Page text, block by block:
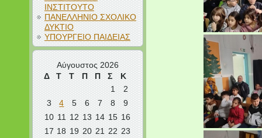
ΙΝΣΤΙΤΟΥΤΟ
ΠΑΝΕΛΛΗΝΙΟ ΣΧΟΛΙΚΟ
ΔΥΚΤΙΟ
ΥΠΟΥΡΓΕΙΟ ΠΑΙΔΕΙΑΣ
Αύγουστος 2026
Δ
Τ Τ Π Π Σ Κ
1
2
3
4 5 6 7 8
9
10 11 12 13 14 15 16
17 18 19 20 21 22 23